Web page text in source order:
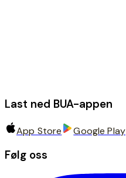
Last ned BUA-appen
App Store Google Play
Følg oss